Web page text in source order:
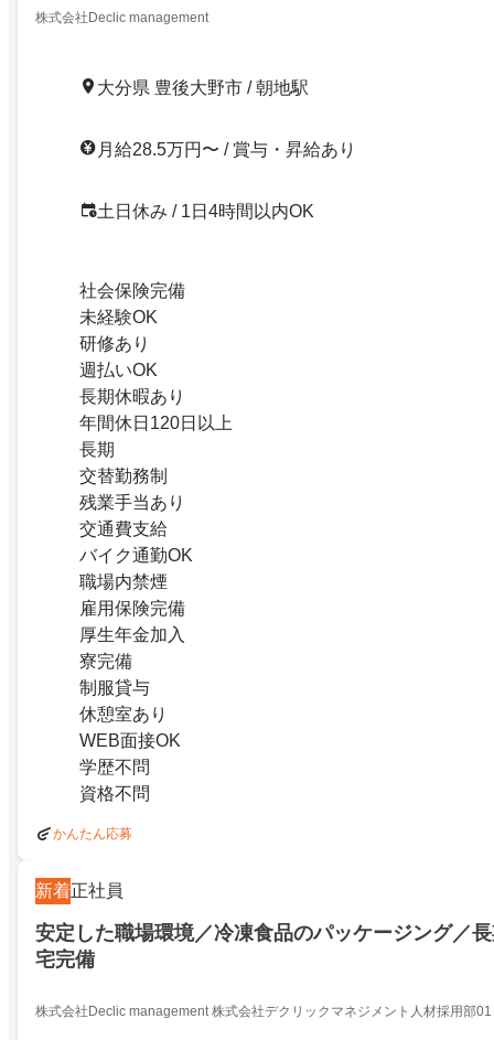
株式会社Declic management
大分県 豊後大野市 / 朝地駅
月給28.5万円〜 / 賞与・昇給あり
土日休み / 1日4時間以内OK
社会保険完備
未経験OK
研修あり
週払いOK
長期休暇あり
年間休日120日以上
長期
交替勤務制
残業手当あり
交通費支給
バイク通勤OK
職場内禁煙
雇用保険完備
厚生年金加入
寮完備
制服貸与
休憩室あり
WEB面接OK
学歴不問
資格不問
かんたん応募
新着正社員
安定した職場環境／冷凍食品のパッケージング／
宅完備
株式会社Declic management 株式会社デクリックマネジメント人材採用部01